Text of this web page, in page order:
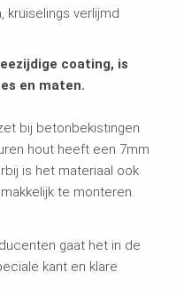
kruiselings verlijmd
coating, is
en maten.
bij betonbekistingen
hout heeft een 7mm
is het materiaal ook
te monteren.
gaat het in de
kant en klare